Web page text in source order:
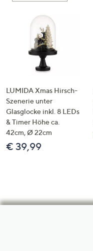
LUMIDA Xmas Hirsch-
Szenerie unter
Glasglocke inkl. 8 LEDs
& Timer Höhe ca.
42cm, Ø 22cm
€ 39,99